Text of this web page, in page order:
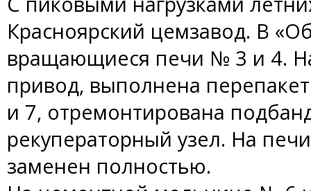
Красноярский цемзавод. В
вращающиеся печи № 3 и 4.
привод, выполнена
и 7, отремонтирована
рекуператорный узел. На
заменен полностью.